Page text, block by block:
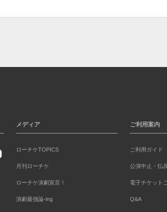
メディア
ローチケTOPICS
月刊ローチケ
ローチケ演劇宣言！
演劇最強論-ing
ご利用案内
ご利用ガイド
公演中止・払
電子チケット
Q&A